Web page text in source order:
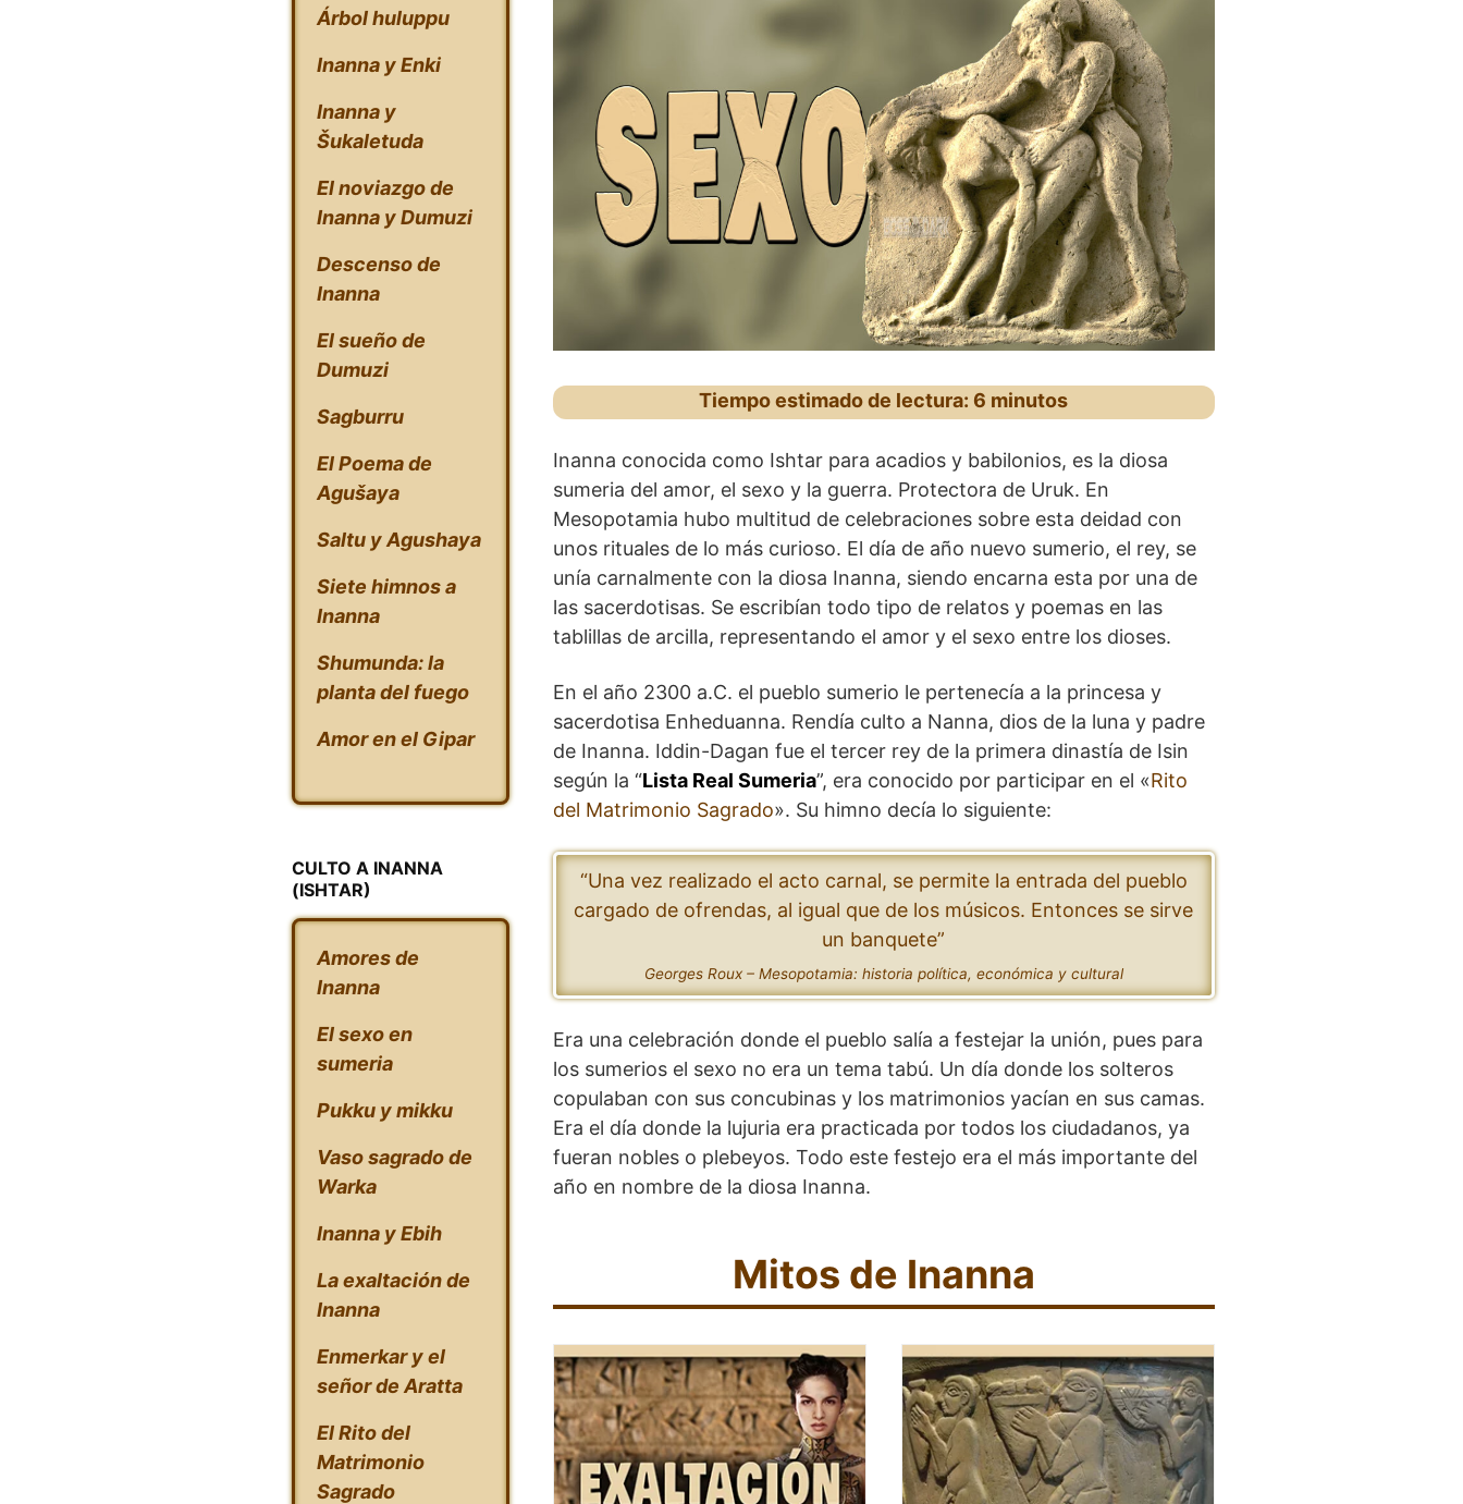
Tiempo estimado de lectura: 6 minutos
Inanna conocida como Ishtar para acadios y babilonios, es la diosa
sumeria del amor, el sexo y la guerra. Protectora de Uruk. En
Mesopotamia hubo multitud de celebraciones sobre esta deidad con
unos rituales de lo más curioso. El día de año nuevo sumerio, el rey, se
unía carnalmente con la diosa Inanna, siendo encarna esta por una de
las sacerdotisas. Se escribían todo tipo de relatos y poemas en las
tablillas de arcilla, representando el amor y el sexo entre los dioses.
En el año 2300 a.C. el pueblo sumerio le pertenecía a la princesa y
sacerdotisa Enheduanna. Rendía culto a Nanna, dios de la luna y padre
de Inanna. Iddin-Dagan fue el tercer rey de la primera dinastía de Isin
según la “Lista Real Sumeria”, era conocido por participar en el «Rito
del Matrimonio Sagrado». Su himno decía lo siguiente:
“Una vez realizado el acto carnal, se permite la entrada del pueblo
cargado de ofrendas, al igual que de los músicos. Entonces se sirve
un banquete”
Georges Roux – Mesopotamia: historia política, económica y cultural
Era una celebración donde el pueblo salía a festejar la unión, pues para
los sumerios el sexo no era un tema tabú. Un día donde los solteros
copulaban con sus concubinas y los matrimonios yacían en sus camas.
Era el día donde la lujuria era practicada por todos los ciudadanos, ya
fueran nobles o plebeyos. Todo este festejo era el más importante del
año en nombre de la diosa Inanna.
Mitos de Inanna
Árbol huluppu
Inanna y Enki
Inanna y
Šukaletuda
El noviazgo de
Inanna y Dumuzi
Descenso de
Inanna
El sueño de
Dumuzi
Sagburru
El Poema de
Agušaya
Saltu y Agushaya
Siete himnos a
Inanna
Shumunda: la
planta del fuego
Amor en el Gipar
CULTO A INANNA
(ISHTAR)
Amores de
Inanna
El sexo en
sumeria
Pukku y mikku
Vaso sagrado de
Warka
Inanna y Ebih
La exaltación de
Inanna
Enmerkar y el
señor de Aratta
El Rito del
Matrimonio
Sagrado